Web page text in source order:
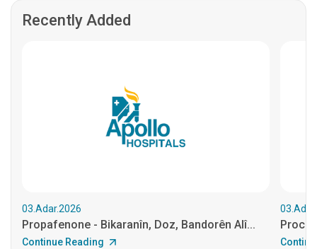
Recently Added
03.Adar.2026
Propafenone - Bikaranîn, Doz, Bandorên Alî...
Continue Reading